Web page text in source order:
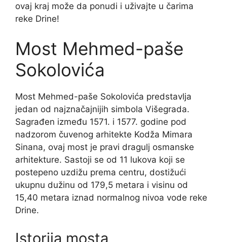
ovaj kraj može da ponudi i uživajte u čarima
reke Drine!
Most Mehmed-paše
Sokolovića
Most Mehmed-paše Sokolovića predstavlja
jedan od najznačajnijih simbola Višegrada.
Sagrađen između 1571. i 1577. godine pod
nadzorom čuvenog arhitekte Kodža Mimara
Sinana, ovaj most je pravi dragulj osmanske
arhitekture. Sastoji se od 11 lukova koji se
postepeno uzdižu prema centru, dostižući
ukupnu dužinu od 179,5 metara i visinu od
15,40 metara iznad normalnog nivoa vode reke
Drine.
Istorija mosta